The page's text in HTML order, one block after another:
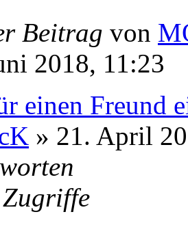
Beitrag von
2018, 11:23
einen Freund
» 21. April
Zugriffe